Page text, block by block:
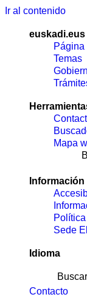
Ir al contenido
euskadi.eus
Temas
Mapa
Información
Sede
Idioma
Contacto